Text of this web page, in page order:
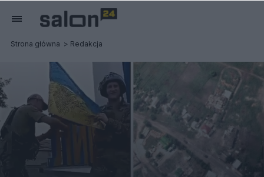
Strona główna Redakcja